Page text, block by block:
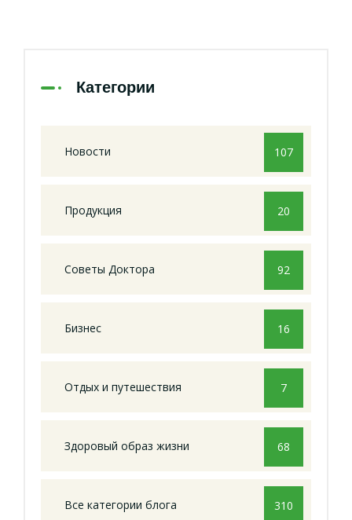
Категории
Новости 107
Продукция 20
Советы Доктора 92
Бизнес 16
Отдых и путешествия 7
Здоровый образ жизни 68
Все категории блога 310